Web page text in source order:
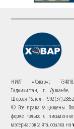
НИАТ «Ховар»:
Таджикистан, г. Душанбе,
Шерози 16. тел.: +992 (37)
© Все права защищены.
форме только с
материалов сайта, ссылка на